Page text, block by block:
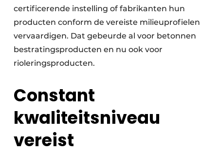
certificerende instelling of fabrikanten hun
producten conform de vereiste milieuprofielen
vervaardigen. Dat gebeurde al voor betonnen
bestratingsproducten en nu ook voor
rioleringsproducten.
Constant
kwaliteitsniveau
vereist